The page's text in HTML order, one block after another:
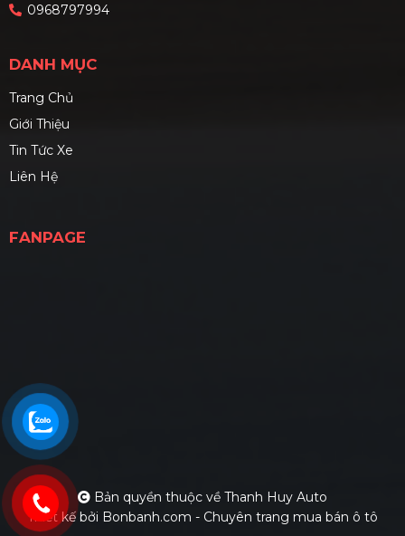
0968797994
DANH MỤC
Trang Chủ
Giới Thiệu
Tin Tức Xe
Liên Hệ
FANPAGE
Bản quyền thuộc về Thanh Huy Auto
Thiết kế bởi Bonbanh.com - Chuyên trang mua bán ô tô